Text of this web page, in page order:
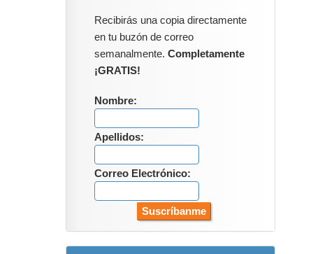
Recibirás una copia directamente
en tu buzón de correo
semanalmente. Completamente
¡GRATIS!
Nombre:
Apellidos:
Correo Electrónico: